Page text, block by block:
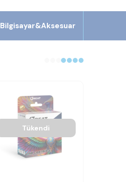
Bilgisayar&Aksesuar
Tükendi